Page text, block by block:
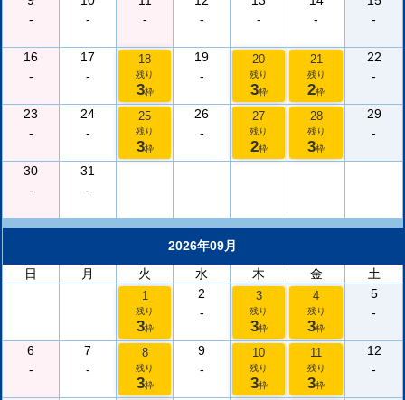
-
-
-
-
-
-
-
16
-
17
-
18
残り
3枠
19
-
20
残り
3枠
21
残り
2枠
22
-
23
-
24
-
25
残り
3枠
26
-
27
残り
2枠
28
残り
3枠
29
-
30
-
31
-
2026年09月
日
月 火 水 木 金 土
1
残り
3枠
2
-
3
残り
3枠
4
残り
3枠
5
-
6
-
7
-
8
残り
3枠
9
-
10
残り
3枠
11
残り
3枠
12
-